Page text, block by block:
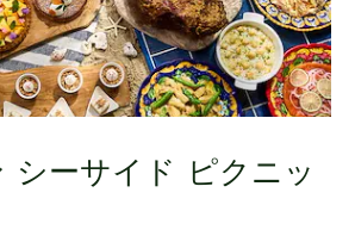
シーサイド ピクニッ